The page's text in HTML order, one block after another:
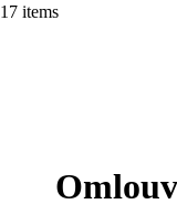
17 items